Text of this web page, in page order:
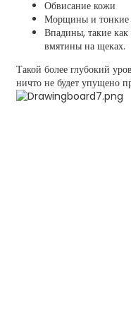
Обвисание кожи
Морщины и тонкие
Впадины, такие
вмятины на щеках.
Такой более глубокий
ничто не будет упущено